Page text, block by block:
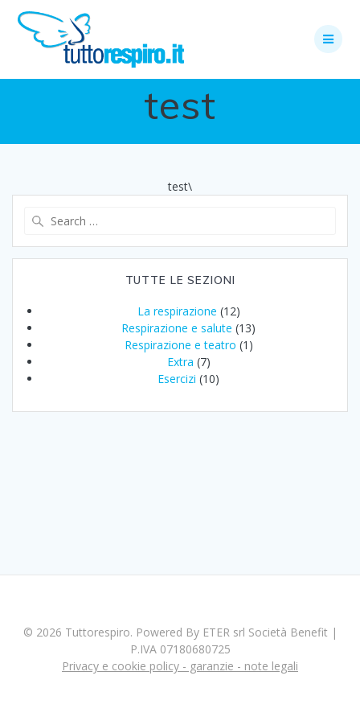
content
test
test\
TUTTE LE SEZIONI
La respirazione (12)
Respirazione e salute (13)
Respirazione e teatro (1)
Extra (7)
Esercizi (10)
© 2026 Tuttorespiro. Powered By ETER srl Società Benefit |
P.IVA 07180680725
Privacy e cookie policy - garanzie - note legali